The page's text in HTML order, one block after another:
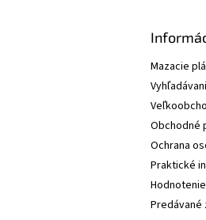
Mazacie
Obchodné
Ochrana
Praktické
Predávané